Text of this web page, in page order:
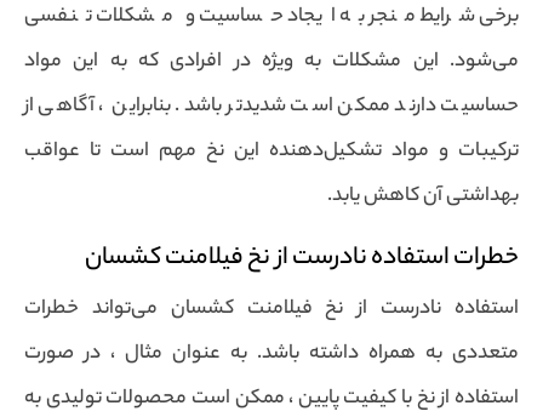
برخی شرایط منجر به ایجاد حساسیت و مشکلات تنفسی
می‌شود. این مشکلات به ویژه در افرادی که به این مواد
حساسیت دارند ممکن است شدیدتر باشد. بنابراین ، آگاهی از
ترکیبات و مواد تشکیل‌دهنده این نخ مهم است تا عواقب
بهداشتی آن کاهش یابد.
خطرات استفاده نادرست از نخ فیلامنت کشسان
استفاده نادرست از نخ فیلامنت کشسان می‌تواند خطرات
متعددی به همراه داشته باشد. به عنوان مثال ، در صورت
استفاده از نخ با کیفیت پایین ، ممکن است محصولات تولیدی به